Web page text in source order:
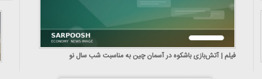
فیلم | آتش‌بازی باشکوه در آسمان چین به مناسبت شب سال نو